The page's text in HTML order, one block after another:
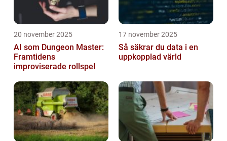
20 november 2025
AI som Dungeon Master:
Framtidens
improviserade rollspel
17 november 2025
Så säkrar du data i en
uppkopplad värld